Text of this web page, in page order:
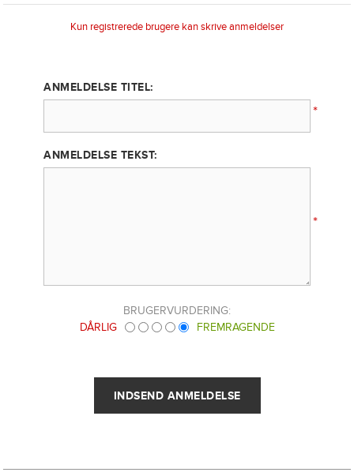
Kun registrerede brugere kan skrive anmeldelser
ANMELDELSE TITEL:
*
ANMELDELSE TEKST:
*
BRUGERVURDERING:
DÅRLIG
FREMRAGENDE